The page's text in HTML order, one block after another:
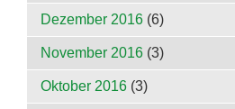
Dezember 2016 (6)
November 2016 (3)
Oktober 2016 (3)